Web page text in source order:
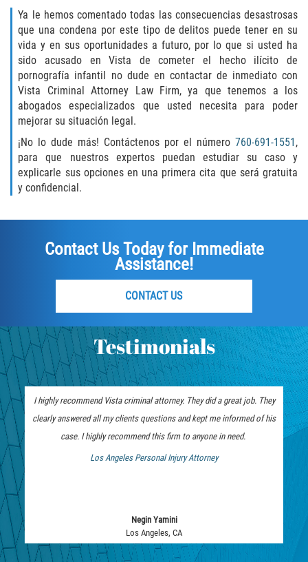
Lewd Conduct in Public
Theft Crimes
Auto Burglary
Burglary
Burglary of a Safe or Vault
Petty Theft
Receiving Stolen Property
Robbery
Violent Crimes
White Collar
Identity Theft
Misappropriation of Public Funds
Ya le hemos comentado todas las consecuencias desastrosas
que una condena por este tipo de delitos puede tener en su
vida y en sus oportunidades a futuro, por lo que si usted ha
sido acusado en Vista de cometer el hecho ilícito de
pornografía infantil no dude en contactar de inmediato con
Vista Criminal Attorney Law Firm, ya que tenemos a los
abogados especializados que usted necesita para poder
mejorar su situación legal.
¡No lo dude más! Contáctenos por el número 760-691-1551 ,
para que nuestros expertos puedan estudiar su caso y
explicarle sus opciones en una primera cita que será gratuita
y confidencial.
Contact Us Today for Immediate
Assistance!
CONTACT US
Testimonials
Attorney
I highly recommend Vista criminal attorney. They did a great job. They
clearly answered all my clients questions and kept me informed of his
case. I highly recommend this firm to anyone in need.
Los Angeles Personal Injury Attorney
Negin Yamini
Los Angeles, CA